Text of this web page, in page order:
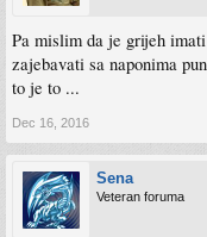
Pa mislim da je grijeh
zajebavati sa naponima
to je to ...
Dec 16, 2016
Sena
Veteran foruma